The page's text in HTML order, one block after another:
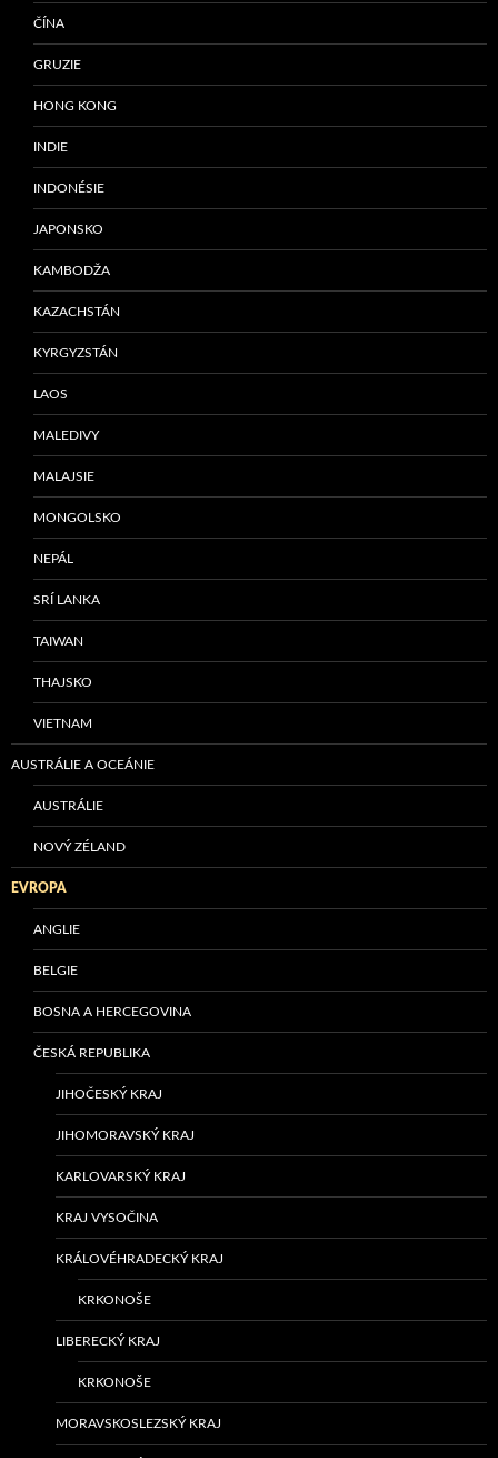
ČÍNA
GRUZIE
HONG KONG
INDIE
INDONÉSIE
JAPONSKO
KAMBODŽA
KAZACHSTÁN
KYRGYZSTÁN
LAOS
MALEDIVY
MALAJSIE
MONGOLSKO
NEPÁL
SRÍ LANKA
TAIWAN
THAJSKO
VIETNAM
AUSTRÁLIE A OCEÁNIE
AUSTRÁLIE
NOVÝ ZÉLAND
EVROPA
ANGLIE
BELGIE
BOSNA A HERCEGOVINA
ČESKÁ REPUBLIKA
JIHOČESKÝ KRAJ
JIHOMORAVSKÝ KRAJ
KARLOVARSKÝ KRAJ
KRAJ VYSOČINA
KRÁLOVÉHRADECKÝ KRAJ
KRKONOŠE
LIBERECKÝ KRAJ
KRKONOŠE
MORAVSKOSLEZSKÝ KRAJ